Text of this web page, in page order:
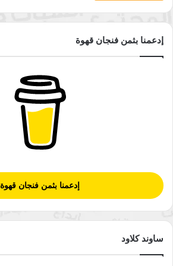
إدعمنا بثمن فنجان قهوة
إدعمنا بثمن فنجان قهوة
ساوند كلاود